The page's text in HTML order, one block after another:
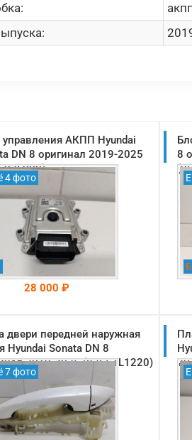
управления АКПП Hyundai
DN 8 оригинал 2019-2025
4 фото
28 000 ₽
складе: Раменское
-->
8
двери передней наружная
Hyundai Sonata DN 8
2019-2025 (82651L1220)
7 фото